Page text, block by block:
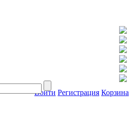
Войти Регистрация Корзина